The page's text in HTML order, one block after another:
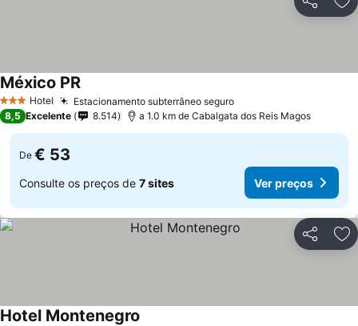
Partilhar
3 EstrelasHotel Estacionamento subterrâneo seguro
México PR
8,5 Excelente 8.514 a 1.0 km de Cabalgata dos Reis Magos
De € 53
Consulte os preços de 7 sites Ver preços
Partilhar
Hotel Montenegro